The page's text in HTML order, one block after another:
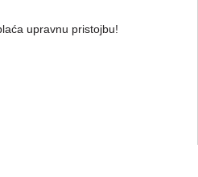
upravnu pristojbu!